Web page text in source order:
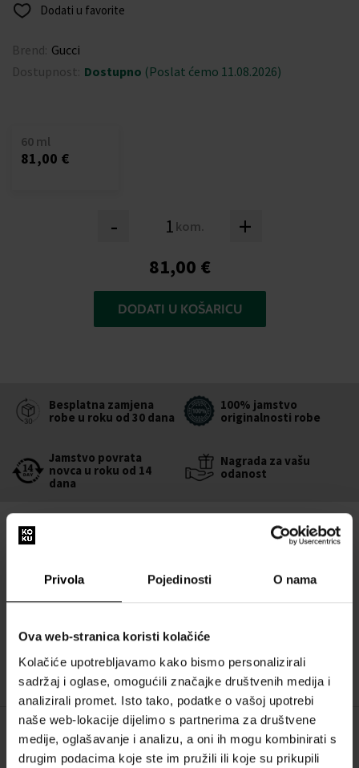
Privola Pojedinosti O nama
Ova web-stranica koristi kolačiće
Kolačiće upotrebljavamo kako bismo personalizirali
sadržaj i oglase, omogućili značajke društvenih medija i
analizirali promet. Isto tako, podatke o vašoj upotrebi
naše web-lokacije dijelimo s partnerima za društvene
medije, oglašavanje i analizu, a oni ih mogu kombinirati s
drugim podacima koje ste im pružili ili koje su prikupili
Dodati u favorite
Brend: Gucci
Dostupnost: Dostupno (Poslat ćemo 11.08.2026)
- kom. +
60 ml
81,00 €
81,00 €
DODATI U KOŠARICU
Besplatna zamjena
robe u roku od 30 dana
100% jamstvo
originalnosti robe
Jamstvo povrata
novca u roku od 14
dana
Nagrada za vašu
odanost
Druge opcije
Gucci Guilty Elixir Pour Femme Parfemska
voda - Tester
60ml - Parfemske vode - Žene
Dostupno je
62,00 €
OPIS